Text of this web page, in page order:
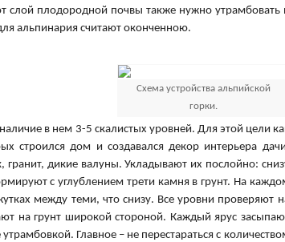
слой плодородной почвы также нужно утрамбовать
альпинария считают оконченною.
Схема устройства альпийской
горки.
в нем 3-5 скалистых уровней. Для этой цели
строился дом и создавался декор интерьера
дикие валуны. Укладывают их послойно:
с углублением трети камня в грунт. На
между теми, что снизу. Все уровни проверяют
на грунт широкой стороной. Каждый ярус
Главное – не перестараться с